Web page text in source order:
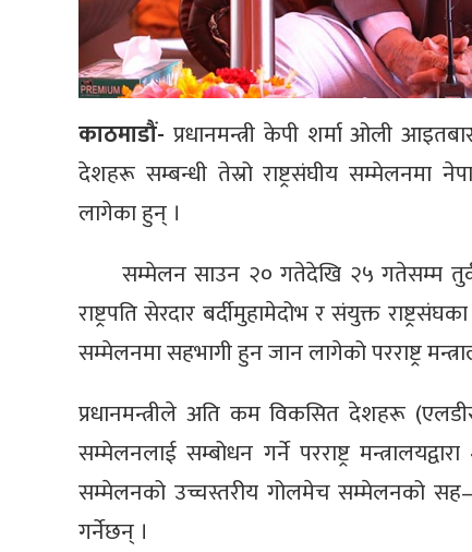
काठमाडौं- प्रधानमन्त्री केपी शर्मा ओली
देशहरू सम्बन्धी तेस्रो राष्ट्रसंघीय सम्मेलनमा
लागेका हुन् ।
सम्मेलन साउन २० गतेदेखि २५ गतेसम्म
राष्ट्रपति सेरदार बर्दीमुहामेदोभ र संयुक्त
सम्मेलनमा सहभागी हुन जान लागेको परराष्ट्र
प्रधानमन्त्रीले अति कम विकसित देशहरू
सम्मेलनलाई सम्बोधन गर्ने परराष्ट्र
सम्मेलनको उच्चस्तरीय गोलमेच सम्मेलनको
गर्नेछन् ।